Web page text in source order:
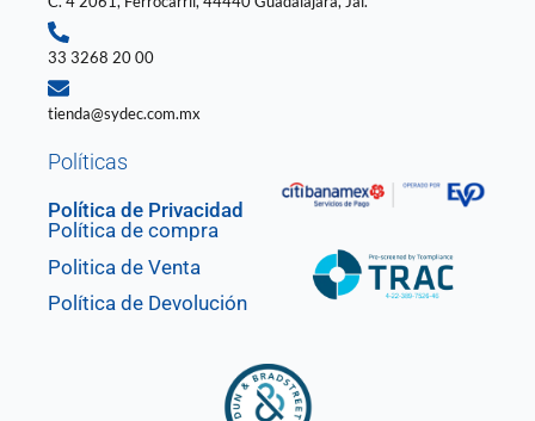
33 3268 20 00
tienda@sydec.com.mx
Políticas
Política de Privacidad
Política de compra
Politica de Venta
Política de Devolución